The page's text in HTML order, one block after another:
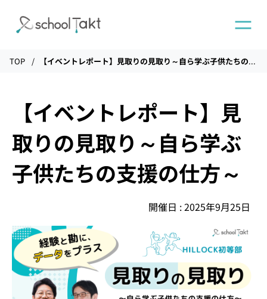
機能
タクトAI
導入事例
料金
イベント・セミナー
TOP 【イベントレポート】見取りの見取り～自ら学ぶ子供たちの支援の仕方～
【イベントレポート】見
取りの見取り～自ら学ぶ
子供たちの支援の仕方～
開催日 : 2025年9月25日